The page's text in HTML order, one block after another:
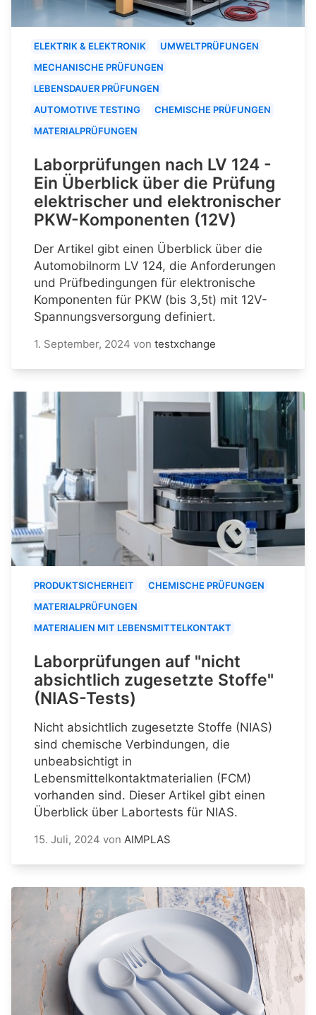
ELEKTRIK & ELEKTRONIK
UMWELTPRÜFUNGEN
MECHANISCHE PRÜFUNGEN
LEBENSDAUER PRÜFUNGEN
AUTOMOTIVE TESTING
CHEMISCHE PRÜFUNGEN
MATERIALPRÜFUNGEN
Laborprüfungen nach LV 124 -
Ein Überblick über die Prüfung
elektrischer und elektronischer
PKW-Komponenten (12V)
Der Artikel gibt einen Überblick über die
Automobilnorm LV 124, die Anforderungen
und Prüfbedingungen für elektronische
Komponenten für PKW (bis 3,5t) mit 12V-
Spannungsversorgung definiert.
1. September, 2024 von testxchange
PRODUKTSICHERHEIT
CHEMISCHE PRÜFUNGEN
MATERIALPRÜFUNGEN
MATERIALIEN MIT LEBENSMITTELKONTAKT
Laborprüfungen auf "nicht
absichtlich zugesetzte Stoffe"
(NIAS-Tests)
Nicht absichtlich zugesetzte Stoffe (NIAS)
sind chemische Verbindungen, die
unbeabsichtigt in
Lebensmittelkontaktmaterialien (FCM)
vorhanden sind. Dieser Artikel gibt einen
Überblick über Labortests für NIAS.
15. Juli, 2024 von AIMPLAS